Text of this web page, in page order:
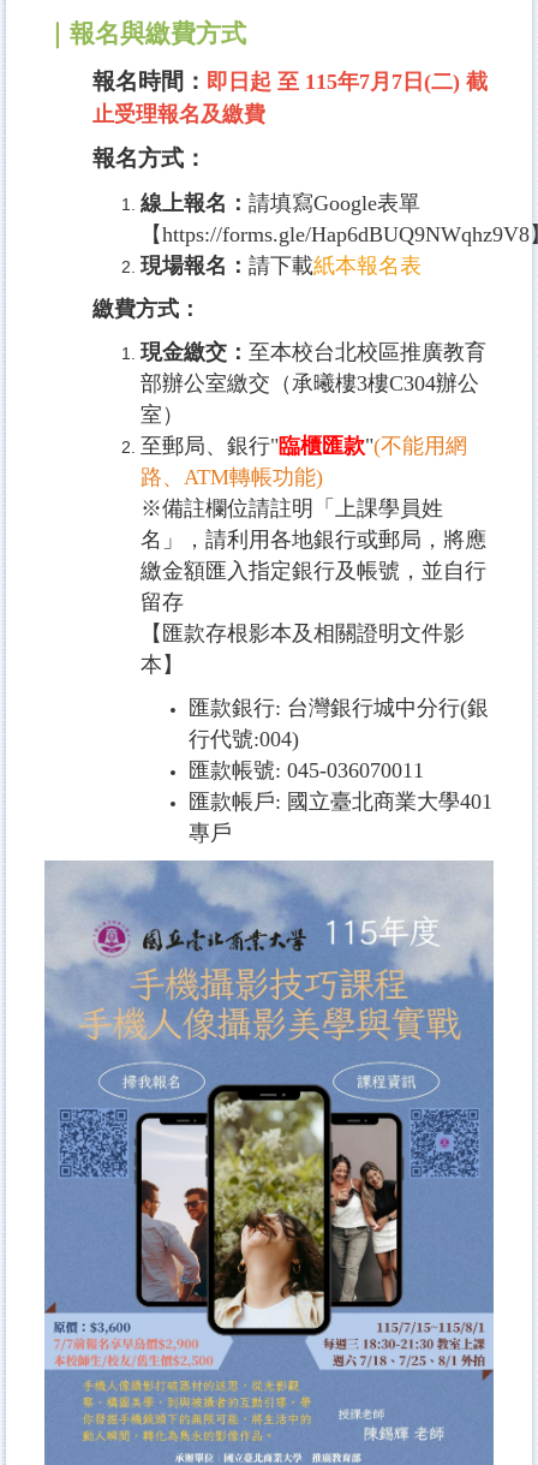
報名與繳費方式
報名時間： 即日起 至 115年7月7日(二) 截
止受理報名及繳費
報名方式：
線上報名： 請填寫Google表單
【https://forms.gle/Hap6dBUQ9NWqhz9V8
現場報名： 請下載紙本報名表
繳費方式：
現金繳交： 至本校台北校區推廣教育
部辦公室繳交（承曦樓3樓C304辦公
室）
至郵局、銀行"臨櫃匯款"(不能用網
路、ATM轉帳功能)
※備註欄位請註明「上課學員姓
名」，請利用各地銀行或郵局，將應
繳金額匯入指定銀行及帳號，並自行
留存
【匯款存根影本及相關證明文件影
本】
匯款銀行: 台灣銀行城中分行(銀
行代號:004)
匯款帳號: 045-036070011
匯款帳戶: 國立臺北商業大學401
專戶